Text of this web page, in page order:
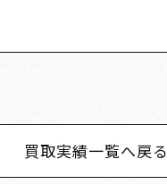
買取実績一覧へ戻る